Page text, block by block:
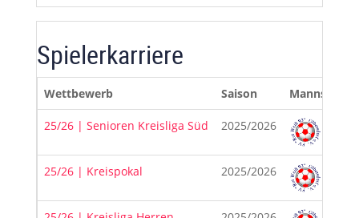
Spielerkarriere
Wettbewerb Saison Mannschaft
25/26 | Senioren Kreisliga Süd 2025/2026
25/26 | Kreispokal 2025/2026